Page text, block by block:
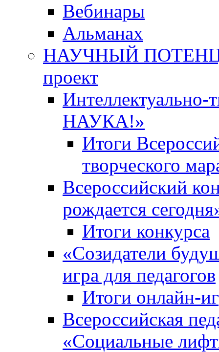
Вебинары
Альманах
НАУЧНЫЙ
проект
НАУКА!»
Итоги
творческого
Всероссийский
рождается
Итоги конкурса
«Cозидатели
игра для педагогов
Итоги онлайн-
Всероссийская
«Cоциальные